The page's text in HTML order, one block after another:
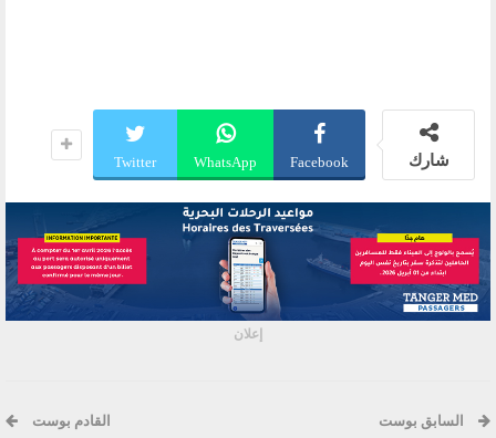
شارك Facebook
WhatsApp
Twitter
إعلان
السابق بوست القادم بوست